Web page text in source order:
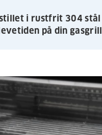
i rustfrit 304 stål
på din gasgrill